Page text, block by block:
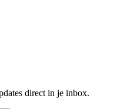
direct in je inbox.